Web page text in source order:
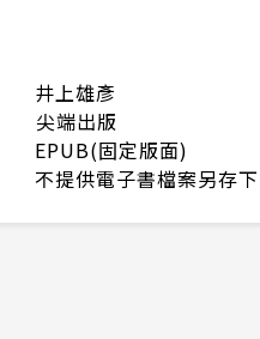
井上雄彥
尖端出版
EPUB(固定版面)
不提供電子書檔案另存